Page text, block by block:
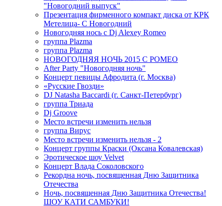
"Новогодний выпуск"
Презентация фирменного компакт диска от КРК
Метелица- С Новогодний
Новогодняя нось с Dj Alexey Romeo
группа Plazma
группа Plazma
НОВОГОДНЯЯ НОЧЬ 2015 C РОМЕО
After Party "Новогодняя ночь"
Концерт певицы Афродита (г. Москва)
«Русские Гвозди»
DJ Natasha Baccardi (г. Санкт-Петербург)
группа Триада
Dj Groove
Место встречи изменить нельзя
группа Вирус
Место встречи изменить нельзя - 2
Концерт группы Краски (Оксана Ковалевская)
Эротическое шоу Velvet
Концерт Влада Соколовского
Рекордна ночь, посвященная Дню Защитника
Отечества
Ночь, посвященная Дню Защитника Отечества!
ШОУ КАТИ САМБУКИ!